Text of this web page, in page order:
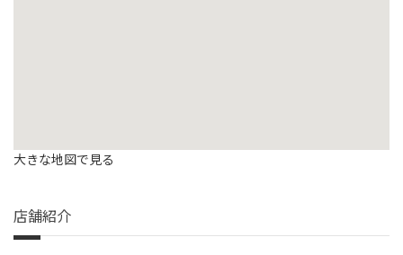
大きな地図で見る
店舗紹介